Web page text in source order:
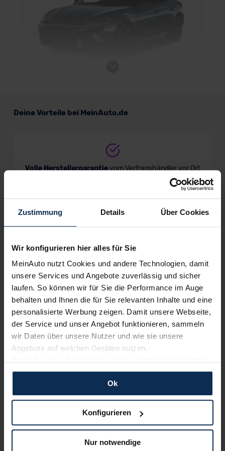
Zustimmung Details Über Cookies
Wir konfigurieren hier alles für Sie
MeinAuto nutzt Cookies und andere Technologien, damit
unsere Services und Angebote zuverlässig und sicher
laufen. So können wir für Sie die Performance im Auge
behalten und Ihnen die für Sie relevanten Inhalte und eine
personalisierte Werbung zeigen. Damit unsere Webseite,
der Service und unser Angebot funktionieren, sammeln
wir Daten über unsere Nutzer und wie sie unsere
Angebote auf welchen Geräten nutzen.
und erlauben uns Cookies für unseren Service zu
verwenden und diese Daten an Dritte weiterzugeben,
etwa an unsere Marketingpartner. Falls Sie dem nicht
zustimmen möchten, beschränken wir uns auf die
dann nicht auf Sie zuschneiden und Sie somit nicht
perfekt auf dem Weg zu Ihrem Neuwagen unterstützen.
Ok
Konfigurieren
Nur notwendige
Deine Vorteile bei MeinAuto.de
Volle Herstellergarantievom Vertragshändler vor Ort
Nur deutsche Neuwagen,
Alle Zahlungsarten:Barkauf, Finanzierung, Leasing
Keine Kosten:Unser Service ist für dich 100%
kostenfrei
Wir sind stolz auf eine hohe
MeinAuto.de hat langjährige Erfahrungen auf dem
Neuwagenmarkt in Deutschland. Unsere Kunden haben